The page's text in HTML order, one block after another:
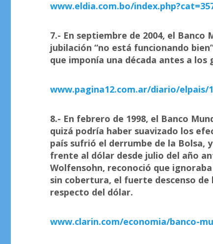
www.eldia.com.bo/
7.- En septiembre de 2004, el
jubilación “no está funcionando
que imponía una década antes a los
www.pagina12.com.ar/diario/elpais/
8.- En febrero de 1998, el Banco
quizá podría haber suavizado los
país sufrió el derrumbe de la Bolsa,
frente al dólar desde julio del año
Wolfensohn, reconoció que
sin cobertura, el fuerte descenso
respecto del dólar.
www.clarin.com/economia/banco-